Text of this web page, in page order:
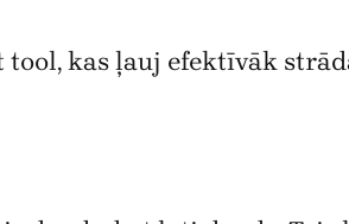
kas ļauj efektīvāk